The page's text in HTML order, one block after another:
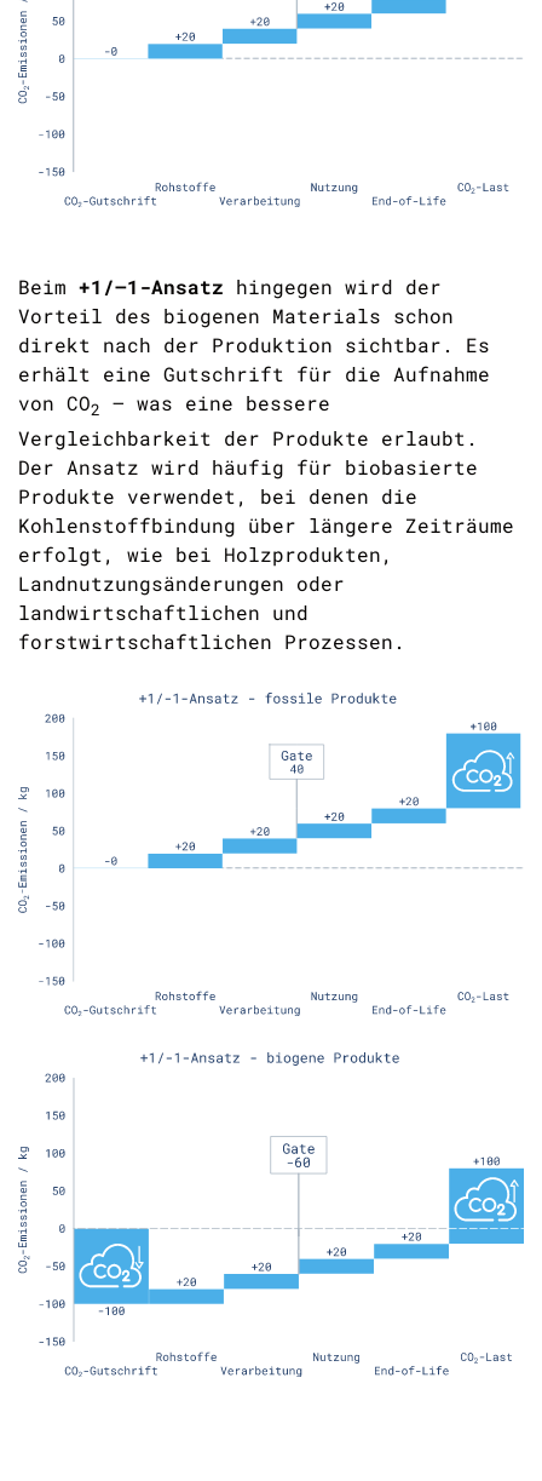
Beim +1/–1-Ansatz hingegen wird der
Vorteil des biogenen Materials schon
direkt nach der Produktion sichtbar. Es
erhält eine Gutschrift für die Aufnahme
von CO2
– was eine bessere
Vergleichbarkeit der Produkte erlaubt.
Der Ansatz wird häufig für biobasierte
Produkte verwendet, bei denen die
Kohlenstoffbindung über längere Zeiträume
erfolgt, wie bei Holzprodukten,
Landnutzungsänderungen oder
landwirtschaftlichen und
forstwirtschaftlichen Prozessen.